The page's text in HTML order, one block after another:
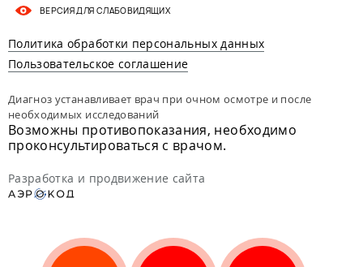
ВЕРСИЯ ДЛЯ СЛАБОВИДЯЩИХ
Политика обработки персональных данных
Пользовательское соглашение
Диагноз устанавливает врач при очном осмотре и после
необходимых исследований
Возможны противопоказания, необходимо
проконсультироваться с врачом.
Разработка и продвижение сайта